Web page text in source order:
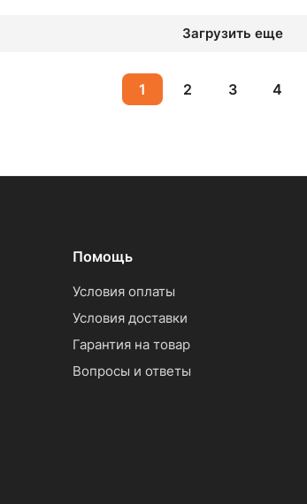
Загрузить еще
1 2 3 4
Помощь
Условия оплаты
Условия доставки
Гарантия на товар
Вопросы и ответы